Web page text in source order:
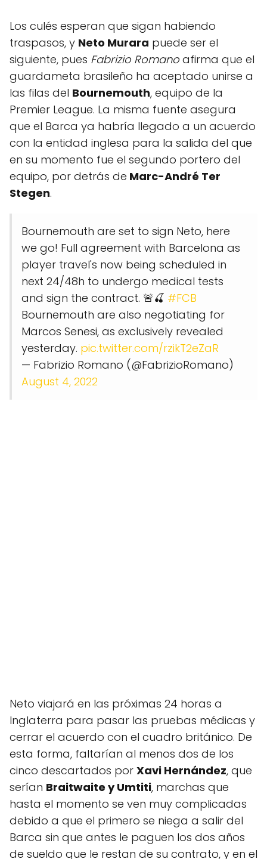
Los culés esperan que sigan habiendo
traspasos, y Neto Murara puede ser el
siguiente, pues Fabrizio Romano afirma que el
guardameta brasileño ha aceptado unirse a
las filas del Bournemouth, equipo de la
Premier League. La misma fuente asegura
que el Barca ya habría llegado a un acuerdo
con la entidad inglesa para la salida del que
en su momento fue el segundo portero del
equipo, por detrás de Marc-André Ter
Stegen.
Bournemouth are set to sign Neto, here
we go! Full agreement with Barcelona as
player travel's now being scheduled in
next 24/48h to undergo medical tests
and sign the contract. 🚨🍒 #FCB
Bournemouth are also negotiating for
Marcos Senesi, as exclusively revealed
yesterday. pic.twitter.com/rzikT2eZaR
— Fabrizio Romano (@FabrizioRomano)
August 4, 2022
Neto viajará en las próximas 24 horas a
Inglaterra para pasar las pruebas médicas y
cerrar el acuerdo con el cuadro británico. De
esta forma, faltarían al menos dos de los
cinco descartados por Xavi Hernández, que
serían Braitwaite y Umtiti, marchas que
hasta el momento se ven muy complicadas
debido a que el primero se niega a salir del
Barca sin que antes le paguen los dos años
de sueldo que le restan de su contrato, y en el